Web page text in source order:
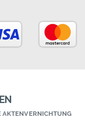
AKTENVERNICHTUNG